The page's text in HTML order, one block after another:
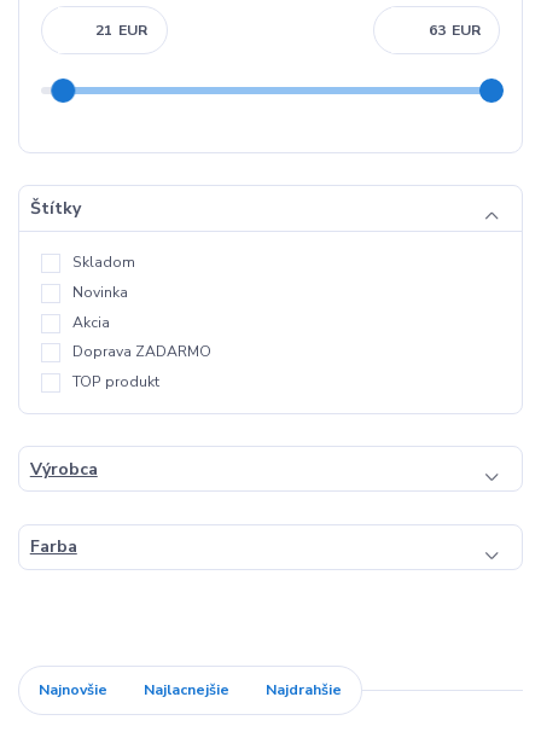
EUR EUR
Štítky
Skladom
Novinka
Akcia
Doprava ZADARMO
TOP produkt
Výrobca
Farba
Najnovšie Najlacnejšie Najdrahšie